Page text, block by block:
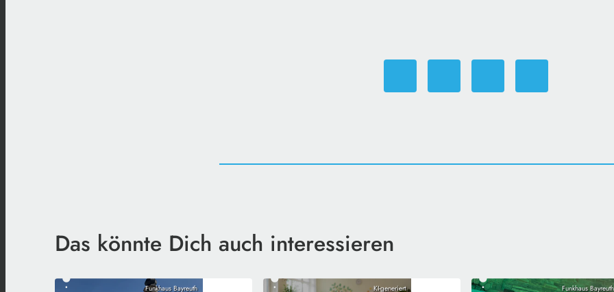
Das könnte Dich auch interessieren
Funkhaus Bayreuth KI-generiert Funkhaus Bayreuth